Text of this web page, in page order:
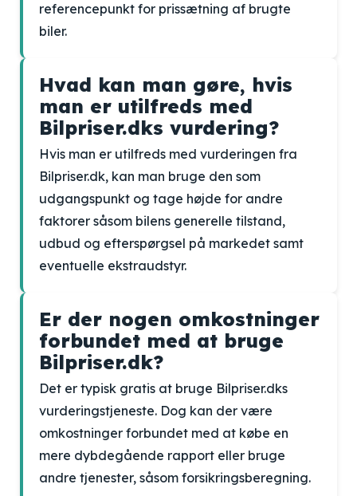
referencepunkt for prissætning af brugte
biler.
Hvad kan man gøre, hvis
man er utilfreds med
Bilpriser.dks vurdering?
Hvis man er utilfreds med vurderingen fra
Bilpriser.dk, kan man bruge den som
udgangspunkt og tage højde for andre
faktorer såsom bilens generelle tilstand,
udbud og efterspørgsel på markedet samt
eventuelle ekstraudstyr.
Er der nogen omkostninger
forbundet med at bruge
Bilpriser.dk?
Det er typisk gratis at bruge Bilpriser.dks
vurderingstjeneste. Dog kan der være
omkostninger forbundet med at købe en
mere dybdegående rapport eller bruge
andre tjenester, såsom forsikringsberegning.